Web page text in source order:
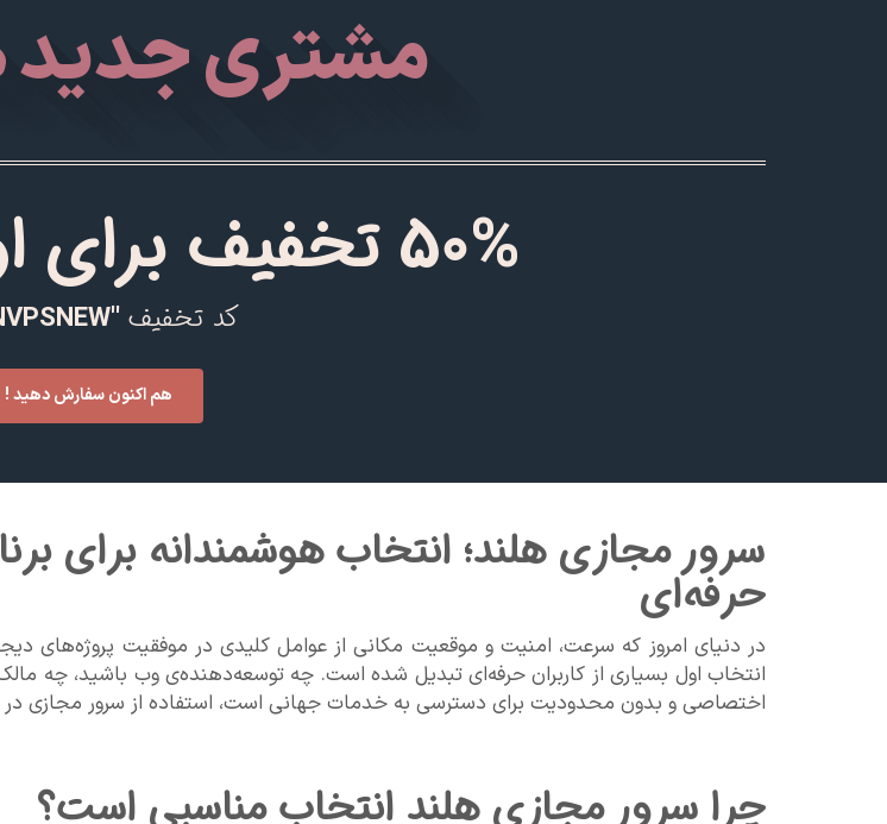
مشتری
50%تخفیف برای
کد تخفیف ''IRANVPSNEW''
هم اکنون سفارش دهید !
سرور مجازی هلند؛ انتخاب هوشمندانه برای
حرفه‌ای
انتخاب اول بسیاری از کاربران حرفه‌ای تبدیل شده است. چه توسعه‌دهنده‌ی وب باشید، چه مالک
اختصاصی و بدون محدودیت برای دسترسی به خدمات جهانی است، استفاده از سرور مجازی در
چرا سرور مجازی هلند انتخاب مناسبی است؟